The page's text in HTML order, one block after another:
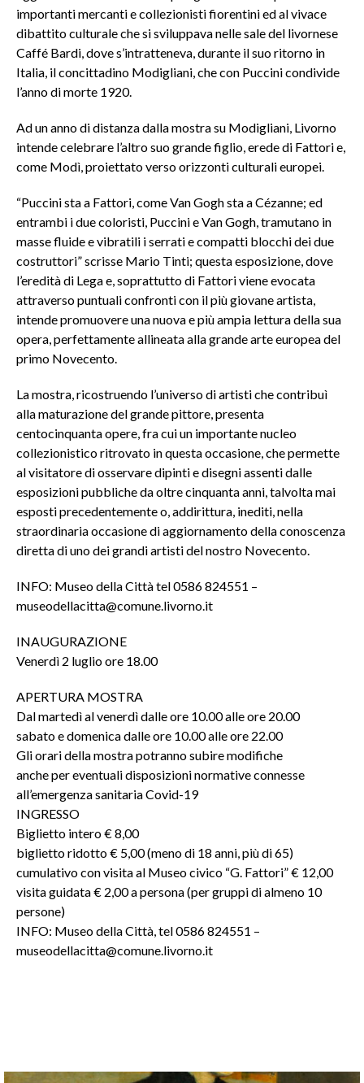
importanti mercanti e collezionisti fiorentini ed al vivace
dibattito culturale che si sviluppava nelle sale del livornese
Caffé Bardi, dove s’intratteneva, durante il suo ritorno in
Italia, il concittadino Modigliani, che con Puccini condivide
l’anno di morte 1920.
Ad un anno di distanza dalla mostra su Modigliani, Livorno
intende celebrare l’altro suo grande figlio, erede di Fattori e,
come Modì, proiettato verso orizzonti culturali europei.
“Puccini sta a Fattori, come Van Gogh sta a Cézanne; ed
entrambi i due coloristi, Puccini e Van Gogh, tramutano in
masse fluide e vibratili i serrati e compatti blocchi dei due
costruttori” scrisse Mario Tinti; questa esposizione, dove
l’eredità di Lega e, soprattutto di Fattori viene evocata
attraverso puntuali confronti con il più giovane artista,
intende promuovere una nuova e più ampia lettura della sua
opera, perfettamente allineata alla grande arte europea del
primo Novecento.
La mostra, ricostruendo l’universo di artisti che contribuì
alla maturazione del grande pittore, presenta
centocinquanta opere, fra cui un importante nucleo
collezionistico ritrovato in questa occasione, che permette
al visitatore di osservare dipinti e disegni assenti dalle
esposizioni pubbliche da oltre cinquanta anni, talvolta mai
esposti precedentemente o, addirittura, inediti, nella
straordinaria occasione di aggiornamento della conoscenza
diretta di uno dei grandi artisti del nostro Novecento.
INFO: Museo della Città tel 0586 824551 –
museodellacitta@comune.livorno.it
INAUGURAZIONE
Venerdì 2 luglio ore 18.00
APERTURA MOSTRA
Dal martedì al venerdì dalle ore 10.00 alle ore 20.00
sabato e domenica dalle ore 10.00 alle ore 22.00
Gli orari della mostra potranno subire modifiche
anche per eventuali disposizioni normative connesse
all’emergenza sanitaria Covid-19
INGRESSO
Biglietto intero € 8,00
biglietto ridotto € 5,00 (meno di 18 anni, più di 65)
cumulativo con visita al Museo civico “G. Fattori” € 12,00
visita guidata € 2,00 a persona (per gruppi di almeno 10
persone)
INFO: Museo della Città, tel 0586 824551 –
museodellacitta@comune.livorno.it